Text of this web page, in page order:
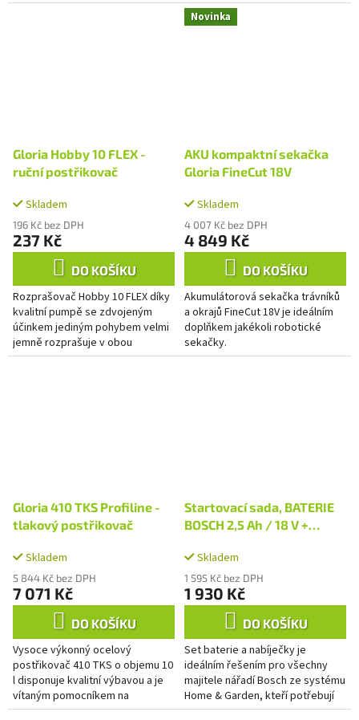
Gloria Hobby 10 FLEX -
ruční postřikovač
Skladem
196 Kč bez DPH
237 Kč
DO KOŠÍKU
Rozprašovač Hobby 10 FLEX díky
kvalitní pumpě se zdvojeným
účinkem jediným pohybem velmi
jemně rozprašuje v obou
směrech. Díky flexibilní nasávací
Novinka
AKU kompaktní sekačka
Gloria FineCut 18V
Skladem
4 007 Kč bez DPH
4 849 Kč
DO KOŠÍKU
Akumulátorová sekačka trávníků
a okrajů FineCut 18V je ideálním
doplňkem jakékoli robotické
sekačky.
Gloria 410 TKS Profiline -
tlakový postřikovač
Skladem
5 844 Kč bez DPH
7 071 Kč
DO KOŠÍKU
Vysoce výkonný ocelový
postřikovač 410 TKS o objemu 10
l disponuje kvalitní výbavou a je
vítaným pomocníkem na
stavbách a na poli
Startovací sada, BATERIE
BOSCH 2,5 Ah / 18 V +
Skladem
1 595 Kč bez DPH
1 930 Kč
DO KOŠÍKU
Set baterie a nabíječky je
ideálním řešením pro všechny
majitele nářadí Bosch ze systému
Home & Garden, kteří potřebují
spolehlivý zdroj energie pro své